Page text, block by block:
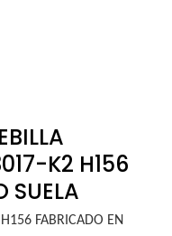
K2 H156
SUELA
FABRICADO EN